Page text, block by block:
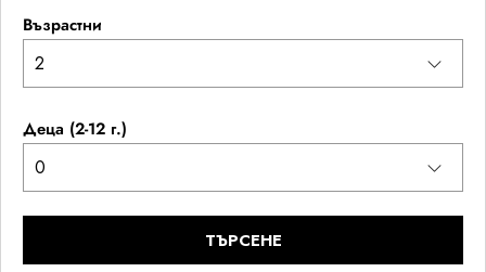
Възрастни
Деца (2-12 г.)